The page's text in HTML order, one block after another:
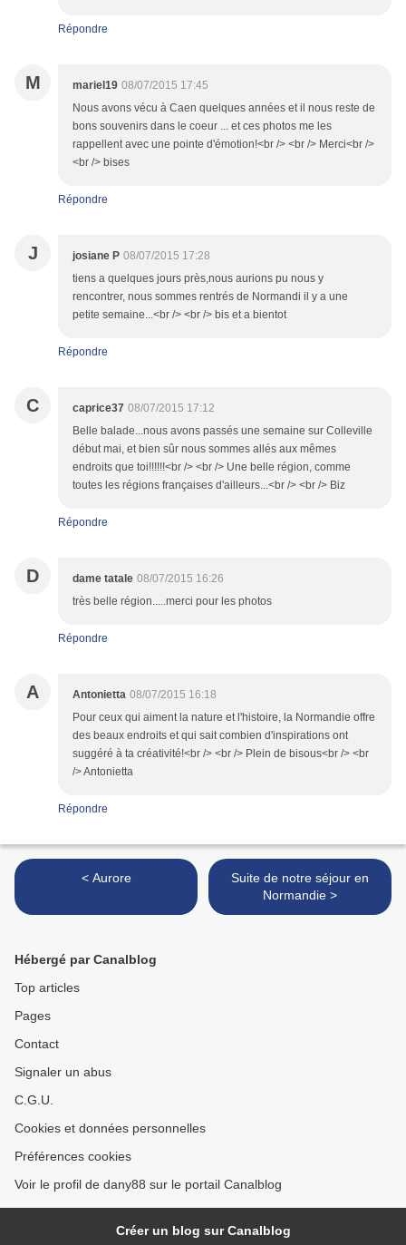
Répondre
M mariel19 08/07/2015 17:45
Nous avons vécu à Caen quelques années et il nous reste de
bons souvenirs dans le coeur ... et ces photos me les
rappellent avec une pointe d'émotion!<br /> <br /> Merci<br />
<br /> bises
Répondre
J josiane P 08/07/2015 17:28
tiens a quelques jours près,nous aurions pu nous y
rencontrer, nous sommes rentrés de Normandi il y a une
petite semaine...<br /> <br /> bis et a bientot
Répondre
C caprice37 08/07/2015 17:12
Belle balade...nous avons passés une semaine sur Colleville
début mai, et bien sûr nous sommes allés aux mêmes
endroits que toi!!!!!!<br /> <br /> Une belle région, comme
toutes les régions françaises d'ailleurs...<br /> <br /> Biz
Répondre
D dame tatale 08/07/2015 16:26
très belle région.....merci pour les photos
Répondre
A Antonietta 08/07/2015 16:18
Pour ceux qui aiment la nature et l'histoire, la Normandie offre
des beaux endroits et qui sait combien d'inspirations ont
suggéré à ta créativité!<br /> <br /> Plein de bisous<br /> <br
/> Antonietta
Répondre
< Aurore
Suite de notre séjour en
Normandie >
Hébergé par Canalblog
Top articles
Pages
Contact
Signaler un abus
C.G.U.
Cookies et données personnelles
Préférences cookies
Voir le profil de dany88 sur le portail Canalblog
Créer un blog sur Canalblog